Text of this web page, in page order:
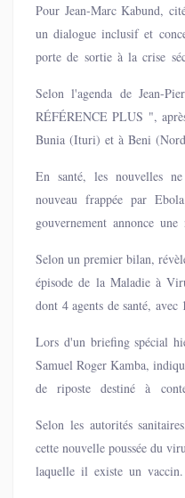
Pour Jean-Marc Kabund,
un dialogue inclusif et
porte de sortie à la crise
Selon l'agenda de Jean-
RÉFÉRENCE PLUS ",
Bunia (Ituri) et à Beni
pas à Goma ni dans les
ne pas ajouter de la
En santé, les nouvelles
nouveau frappée par
gouvernement annonce
Selon un premier bilan,
épisode de la Maladie à
dont 4 agents de santé, avec
Lors d'un briefing spécial
Samuel Roger Kamba,
de riposte destiné à
Selon les autorités
cette nouvelle poussée du
laquelle il existe un